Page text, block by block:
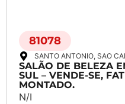
81078
SANTO ANTONIO, SAO
SALÃO DE BELEZA
SUL – VENDE-SE,
MONTADO.
N/I